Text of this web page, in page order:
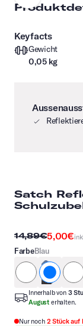
Keyfacts
Gewicht
0,05 kg
Satch
14,89€5,00€
FarbeBlau
grau blau
Innerhalb von 3
August erhalten.
Nur noch 2 Stück auf